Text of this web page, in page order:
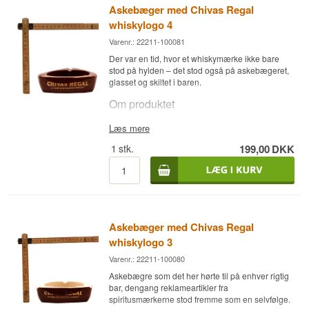
hjemmebaren et autentisk strejf af barhistorie.
Askebæger med Chivas Regal
whiskylogo 4
Varenr.: 22211-100081
Der var en tid, hvor et whiskymærke ikke bare
stod på hylden – det stod også på askebægeret,
glasset og skiltet i baren.
Om produktet
Askebægeret bærer Chivas Regals logo i
formentlig fra reklameindustriens storhedstid i
midten af det 20. århundrede. Det er i dag
primært interessant som samlerobjekt og
indretningsdetalje, ikke som brugsgenstand.
hjemmebaren et autentisk strejf af barhistorie.
Læs mere
1 stk. 199,00DKK
Askebæger med Chivas Regal
whiskylogo 3
Varenr.: 22211-100080
Askebægre som det her hørte til på enhver rigtig
bar, dengang reklameartikler fra
spiritusmærkerne stod fremme som en selvfølge.